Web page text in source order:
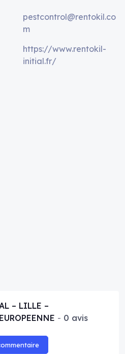
pestcontrol@rentokil.co
m
https://www.rentokil-
initial.fr/
– LILLE –
0 avis